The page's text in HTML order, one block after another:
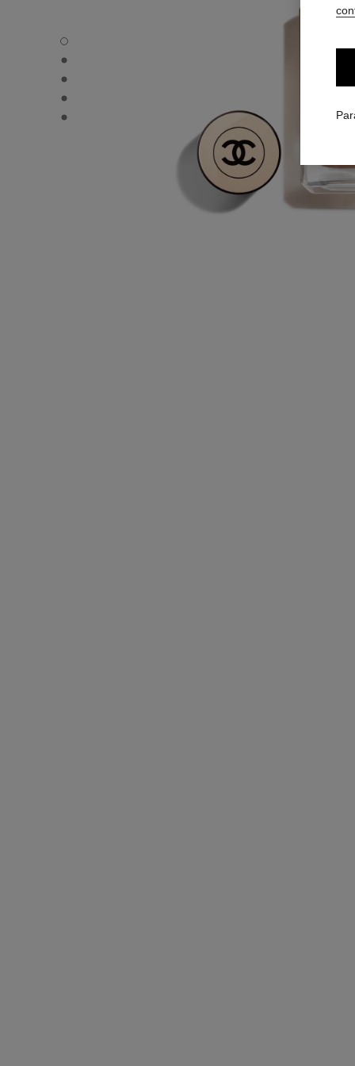
LES BEIGES FOND DE TEINT - Vue par défaut
LES BEIGES FOND DE TEINT - Vue alternative 1
LES BEIGES FOND DE TEINT - Vue basique texture
LES BEIGES FOND DE TEINT -
LES BEIGES FOND DE TEINT -